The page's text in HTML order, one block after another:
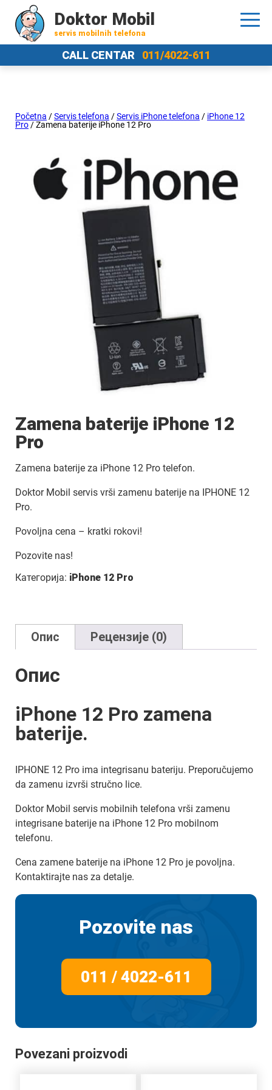
Doktor Mobil
servis mobilnih telefona
CALL CENTAR 011/4022-611
Početna /Servis telefona /Servis iPhone telefona / iPhone 12
Pro / Zamena baterije iPhone 12 Pro
Zamena baterije iPhone 12
Pro
Zamena baterije za iPhone 12 Pro telefon.
Doktor Mobil servis vrši zamenu baterije na IPHONE 12
Pro.
Povoljna cena – kratki rokovi!
Pozovite nas!
Категорија: iPhone 12 Pro
Опис Рецензије (0)
Опис
iPhone 12 Pro zamena
baterije.
IPHONE 12 Pro ima integrisanu bateriju. Preporučujemo
da zamenu izvrši stručno lice.
Doktor Mobil servis mobilnih telefona vrši zamenu
integrisane baterije na iPhone 12 Pro mobilnom
telefonu.
Cena zamene baterije na iPhone 12 Pro je povoljna.
Kontaktirajte nas za detalje.
Pozovite nas
011 / 4022-611
Povezani proizvodi